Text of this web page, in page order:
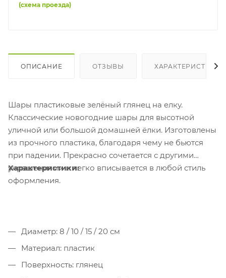
(схема проезда)
ОПИСАНИЕ ОТЗЫВЫ ХАРАКТЕРИСТИКИ
Шары пластиковые зелёный глянец на елку.
Классические новогодние шары для высотной
уличной или большой домашней ёлки. Изготовлены
из прочного пластика, благодаря чему не бьются
при падении. Прекрасно сочетается с другими
украшениями и легко вписывается в любой стиль
оформления.
Характеристики:
Диаметр: 8 / 10 / 15 / 20 см
Материал: пластик
Поверхность: глянец